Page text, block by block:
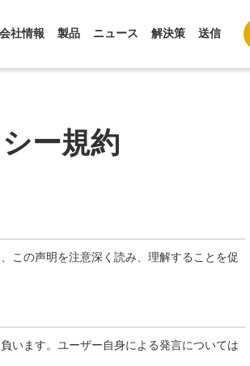
会社情報 製品 ニュース 解決策 送信
ー規約
この声明を注意深く読み、理解することを促
います。ユーザー自身による発言については